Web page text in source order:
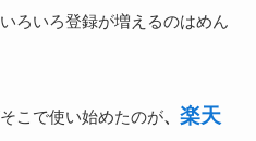
ろいろ登録が増えるのはめん
こで使い始めたのが、 楽天